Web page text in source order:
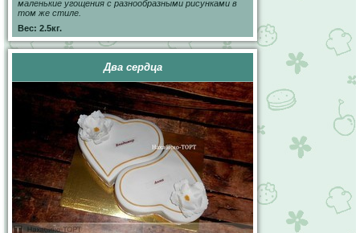
маленькие угощения с разнообразными рисунками в
том же стиле.
Вес: 2.5кг.
Два сердца